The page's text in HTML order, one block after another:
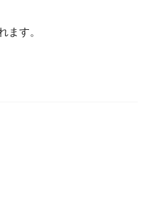
。
します。
さんやフリーターさん、
歓迎します。
ので
う方もOK
す。